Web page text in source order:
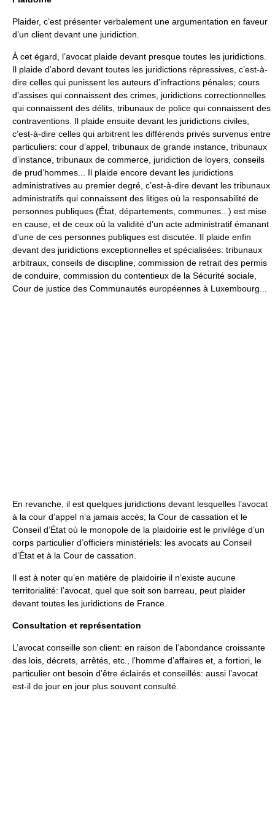
Plaider, c’est présenter verbalement une argumentation en faveur
d’un client devant une juridiction.
À cet égard, l’avocat plaide devant presque toutes les juridictions.
Il plaide d’abord devant toutes les juridictions répressives, c’est-à-
dire celles qui punissent les auteurs d’infractions pénales; cours
d’assises qui connaissent des crimes, juridictions correctionnelles
qui connaissent des délits, tribunaux de police qui connaissent des
contraventions. Il plaide ensuite devant les juridictions civiles,
c’est-à-dire celles qui arbitrent les différends privés survenus entre
particuliers: cour d’appel, tribunaux de grande instance, tribunaux
d’instance, tribunaux de commerce, juridiction de loyers, conseils
de prud’hommes... Il plaide encore devant les juridictions
administratives au premier degré, c’est-à-dire devant les tribunaux
administratifs qui connaissent des litiges où la responsabilité de
personnes publiques (État, départements, communes...) est mise
en cause, et de ceux où la validité d’un acte administratif émanant
d’une de ces personnes publiques est discutée. Il plaide enfin
devant des juridictions exceptionnelles et spécialisées: tribunaux
arbitraux, conseils de discipline, commission de retrait des permis
de conduire, commission du contentieux de la Sécurité sociale,
Cour de justice des Communautés européennes à Luxembourg...
En revanche, il est quelques juridictions devant lesquelles l’avocat
à la cour d’appel n’a jamais accès; la Cour de cassation et le
Conseil d’État où le monopole de la plaidoirie est le privilège d’un
corps particulier d’officiers ministériels: les avocats au Conseil
d’État et à la Cour de cassation.
Il est à noter qu’en matière de plaidoirie il n’existe aucune
territorialité: l’avocat, quel que soit son barreau, peut plaider
devant toutes les juridictions de France.
Consultation et représentation
L’avocat conseille son client: en raison de l’abondance croissante
des lois, décrets, arrêtés, etc., l’homme d’affaires et, a fortiori, le
particulier ont besoin d’être éclairés et conseillés: aussi l’avocat
est-il de jour en jour plus souvent consulté.